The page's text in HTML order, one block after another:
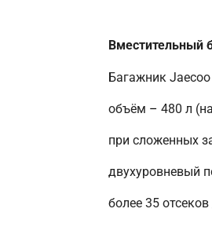
Вместительный
Багажник
объём – 480 л
при сложенных
двухуровневый
более 35